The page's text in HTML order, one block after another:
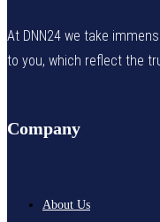
At DNN24 we take
to you, which reflect the
Company
About Us